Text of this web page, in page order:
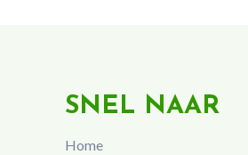
SNEL NAAR
Home